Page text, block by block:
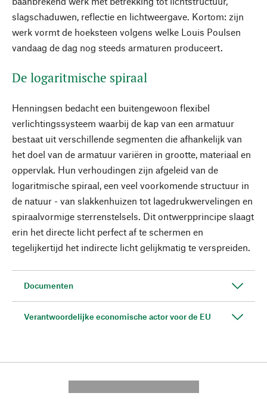
slagschaduwen, reflectie en lichtweergave. Kortom: zijn
werk vormt de hoeksteen volgens welke Louis Poulsen
vandaag de dag nog steeds armaturen produceert.
De logaritmische spiraal
Henningsen bedacht een buitengewoon flexibel
verlichtingssysteem waarbij de kap van een armatuur
bestaat uit verschillende segmenten die afhankelijk van
het doel van de armatuur variëren in grootte, materiaal en
oppervlak. Hun verhoudingen zijn afgeleid van de
logaritmische spiraal, een veel voorkomende structuur in
de natuur - van slakkenhuizen tot lagedrukwervelingen en
spiraalvormige sterrenstelsels. Dit ontwerpprincipe slaagt
erin het directe licht perfect af te schermen en
tegelijkertijd het indirecte licht gelijkmatig te verspreiden.
Documenten
Verantwoordelijke economische actor voor de EU